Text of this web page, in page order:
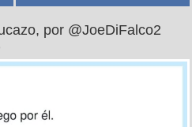
por @JoeDiFalco2